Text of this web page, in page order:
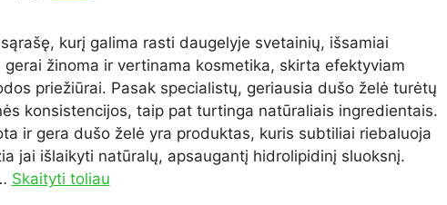
kurį galima rasti daugelyje svetainių, išsamiai
gerai žinoma ir vertinama kosmetika, skirta efektyviam
priežiūrai. Pasak specialistų, geriausia dušo želė turėtų
konsistencijos, taip pat turtinga natūraliais ingredientais.
ir gera dušo želė yra produktas, kuris subtiliai riebaluoja
jai išlaikyti natūralų, apsaugantį hidrolipidinį sluoksnį.
Skaityti toliau